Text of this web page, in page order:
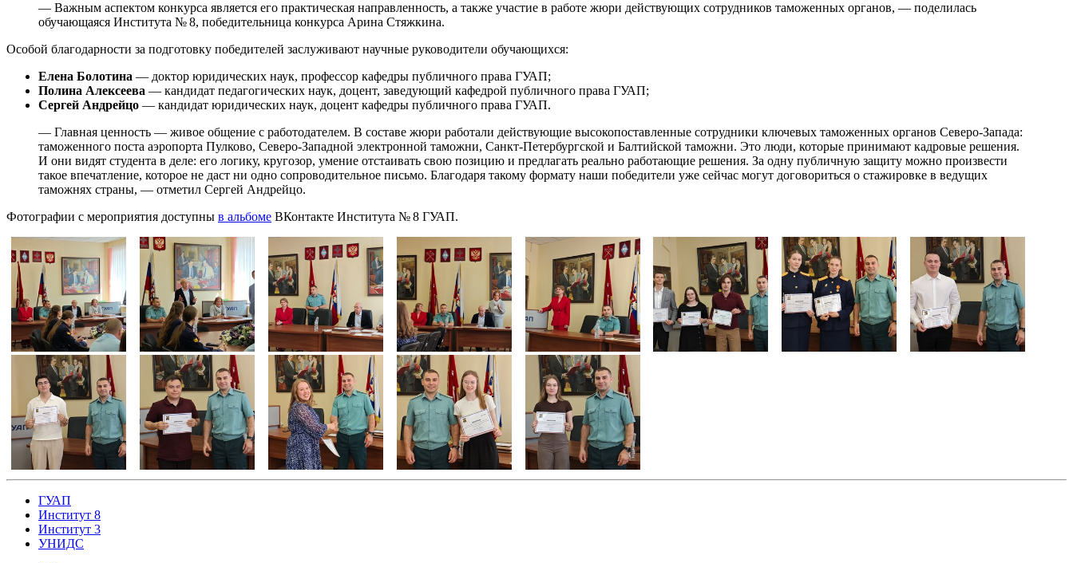
— Важным аспектом конкурса является его практическая направленность, а также участие в работе жюри действующих сотрудников таможенных органов, — поделилась
обучающаяся Института № 8, победительница конкурса Арина Стяжкина.
Особой благодарности за подготовку победителей заслуживают научные руководители обучающихся:
Елена Болотина — доктор юридических наук, профессор кафедры публичного права ГУАП;
Полина Алексеева — кандидат педагогических наук, доцент, заведующий кафедрой публичного права ГУАП;
Сергей Андрейцо — кандидат юридических наук, доцент кафедры публичного права ГУАП.
— Главная ценность — живое общение с работодателем. В составе жюри работали действующие высокопоставленные сотрудники ключевых таможенных органов Северо-Запада:
таможенного поста аэропорта Пулково, Северо-Западной электронной таможни, Санкт-Петербургской и Балтийской таможни. Это люди, которые принимают кадровые решения.
И они видят студента в деле: его логику, кругозор, умение отстаивать свою позицию и предлагать реально работающие решения. За одну публичную защиту можно произвести
такое впечатление, которое не даст ни одно сопроводительное письмо. Благодаря такому формату наши победители уже сейчас могут договориться о стажировке в ведущих
таможнях страны, — отметил Сергей Андрейцо.
Фотографии с мероприятия доступны в альбоме ВКонтакте Института № 8 ГУАП.
ГУАП
Институт 8
Институт 3
УНИДС